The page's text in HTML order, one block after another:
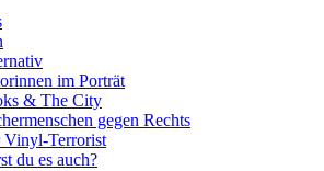
im Porträt
& The City
gegen Rechts
Vinyl-Terrorist
du es auch?